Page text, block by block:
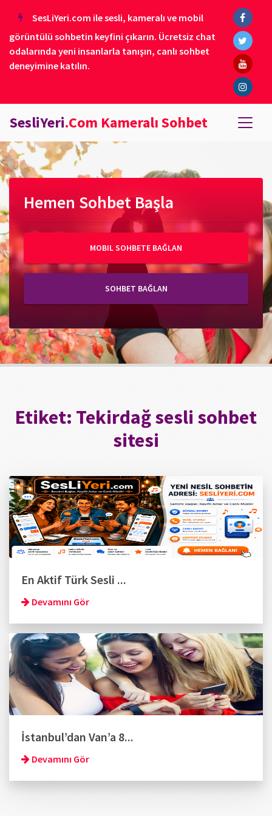
SesLiYeri.com ile sesli, kameralı ve mobil
görüntülü sohbetin keyfini çıkarın. Ücretsiz chat
odalarında yeni insanlarla tanışın, canlı sohbet
deneyimine katılın.
SesliYeri.Com Kameralı Sohbet
Hemen Sohbet Başla
MOBIL SOHBETE BAĞLAN
SOHBET BAĞLAN
Etiket: Tekirdağ sesli sohbet
sitesi
En Aktif Türk Sesli ...
Devamını Gör
İstanbul’dan Van’a 8...
Devamını Gör